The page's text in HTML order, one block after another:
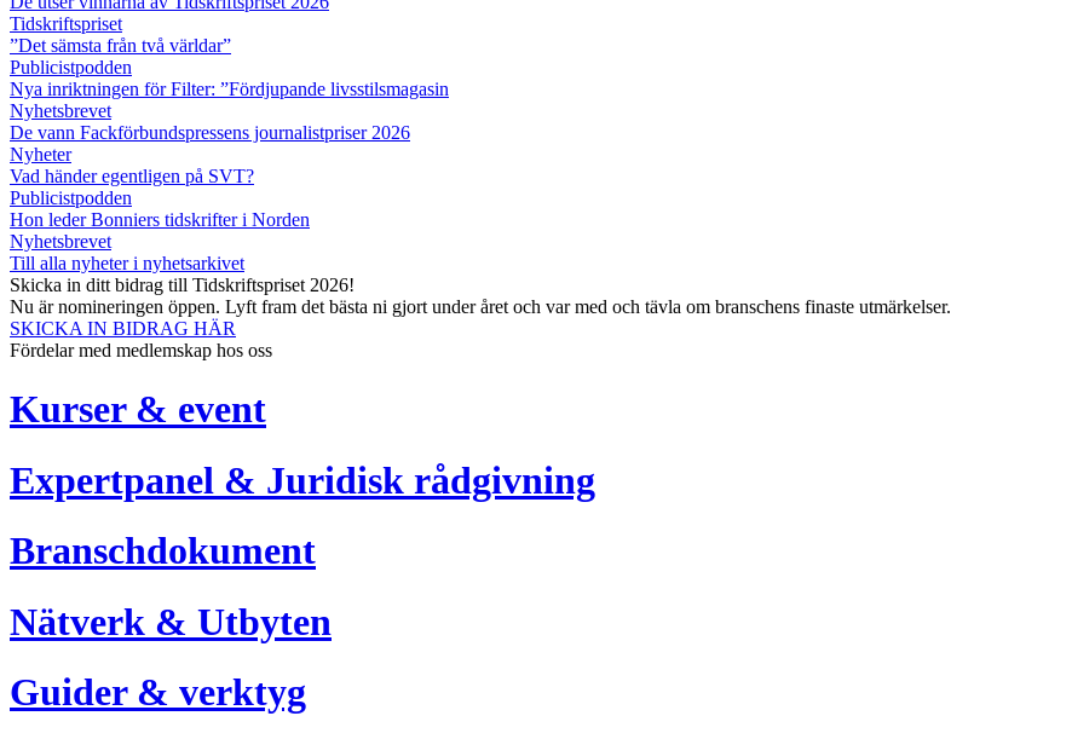
Tidskriftspriset
”Det sämsta från två världar”
Publicistpodden
Nya inriktningen för Filter: ”Fördjupande livsstilsmagasin
Nyhetsbrevet
De vann Fackförbundspressens journalistpriser 2026
Nyheter
Vad händer egentligen på SVT?
Publicistpodden
Hon leder Bonniers tidskrifter i Norden
Nyhetsbrevet
Till alla nyheter i nyhetsarkivet
Skicka in ditt bidrag till Tidskriftspriset 2026!
Nu är nomineringen öppen. Lyft fram det bästa ni gjort under året och var med och tävla om branschens finaste utmärkelser.
SKICKA IN BIDRAG HÄR
Fördelar med medlemskap hos oss
Kurser & event
Expertpanel & Juridisk rådgivning
Branschdokument
Nätverk & Utbyten
Guider & verktyg